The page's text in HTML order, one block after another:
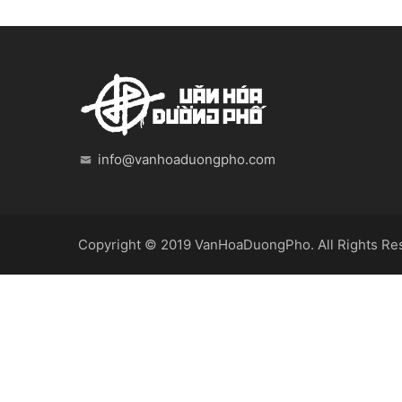
info@vanhoaduongpho.com
Copyright © 2019 VanHoaDuongPho. All Rights